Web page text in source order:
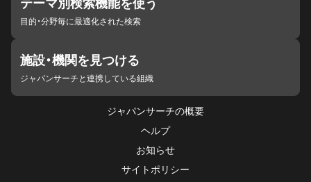
テーマ別検索機能を使う
目的・分野毎に最適化された検索
施設・機関を見つける
ジャパンサーチと連携している組織
ジャパンサーチの概要
ヘルプ
お知らせ
サイトポリシー